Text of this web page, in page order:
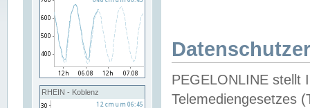
RHEIN - Koblenz
PEGELONLINE stellt
Telemediengesetzes